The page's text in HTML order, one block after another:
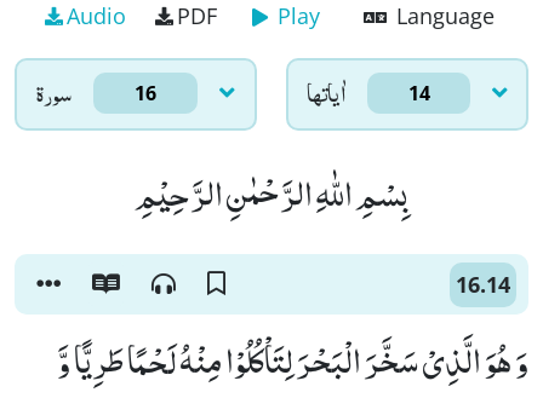
Audio PDF Play Language
سورۃ 16 اٰياتها 14
بِسْمِ اللّٰهِ الرَّحْمٰنِ الرَّحِیْمِ
16.14
وَ هُوَ الَّذِیْ سَخَّرَ الْبَحْرَ لِتَاْكُلُوْا مِنْهُ لَحْمًا طَرِیًّا وَّ